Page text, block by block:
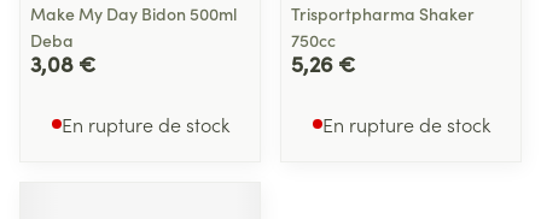
Make My Day Bidon 500ml
Deba
3,08 €
En rupture de stock
Trisportpharma Shaker
750cc
5,26 €
En rupture de stock